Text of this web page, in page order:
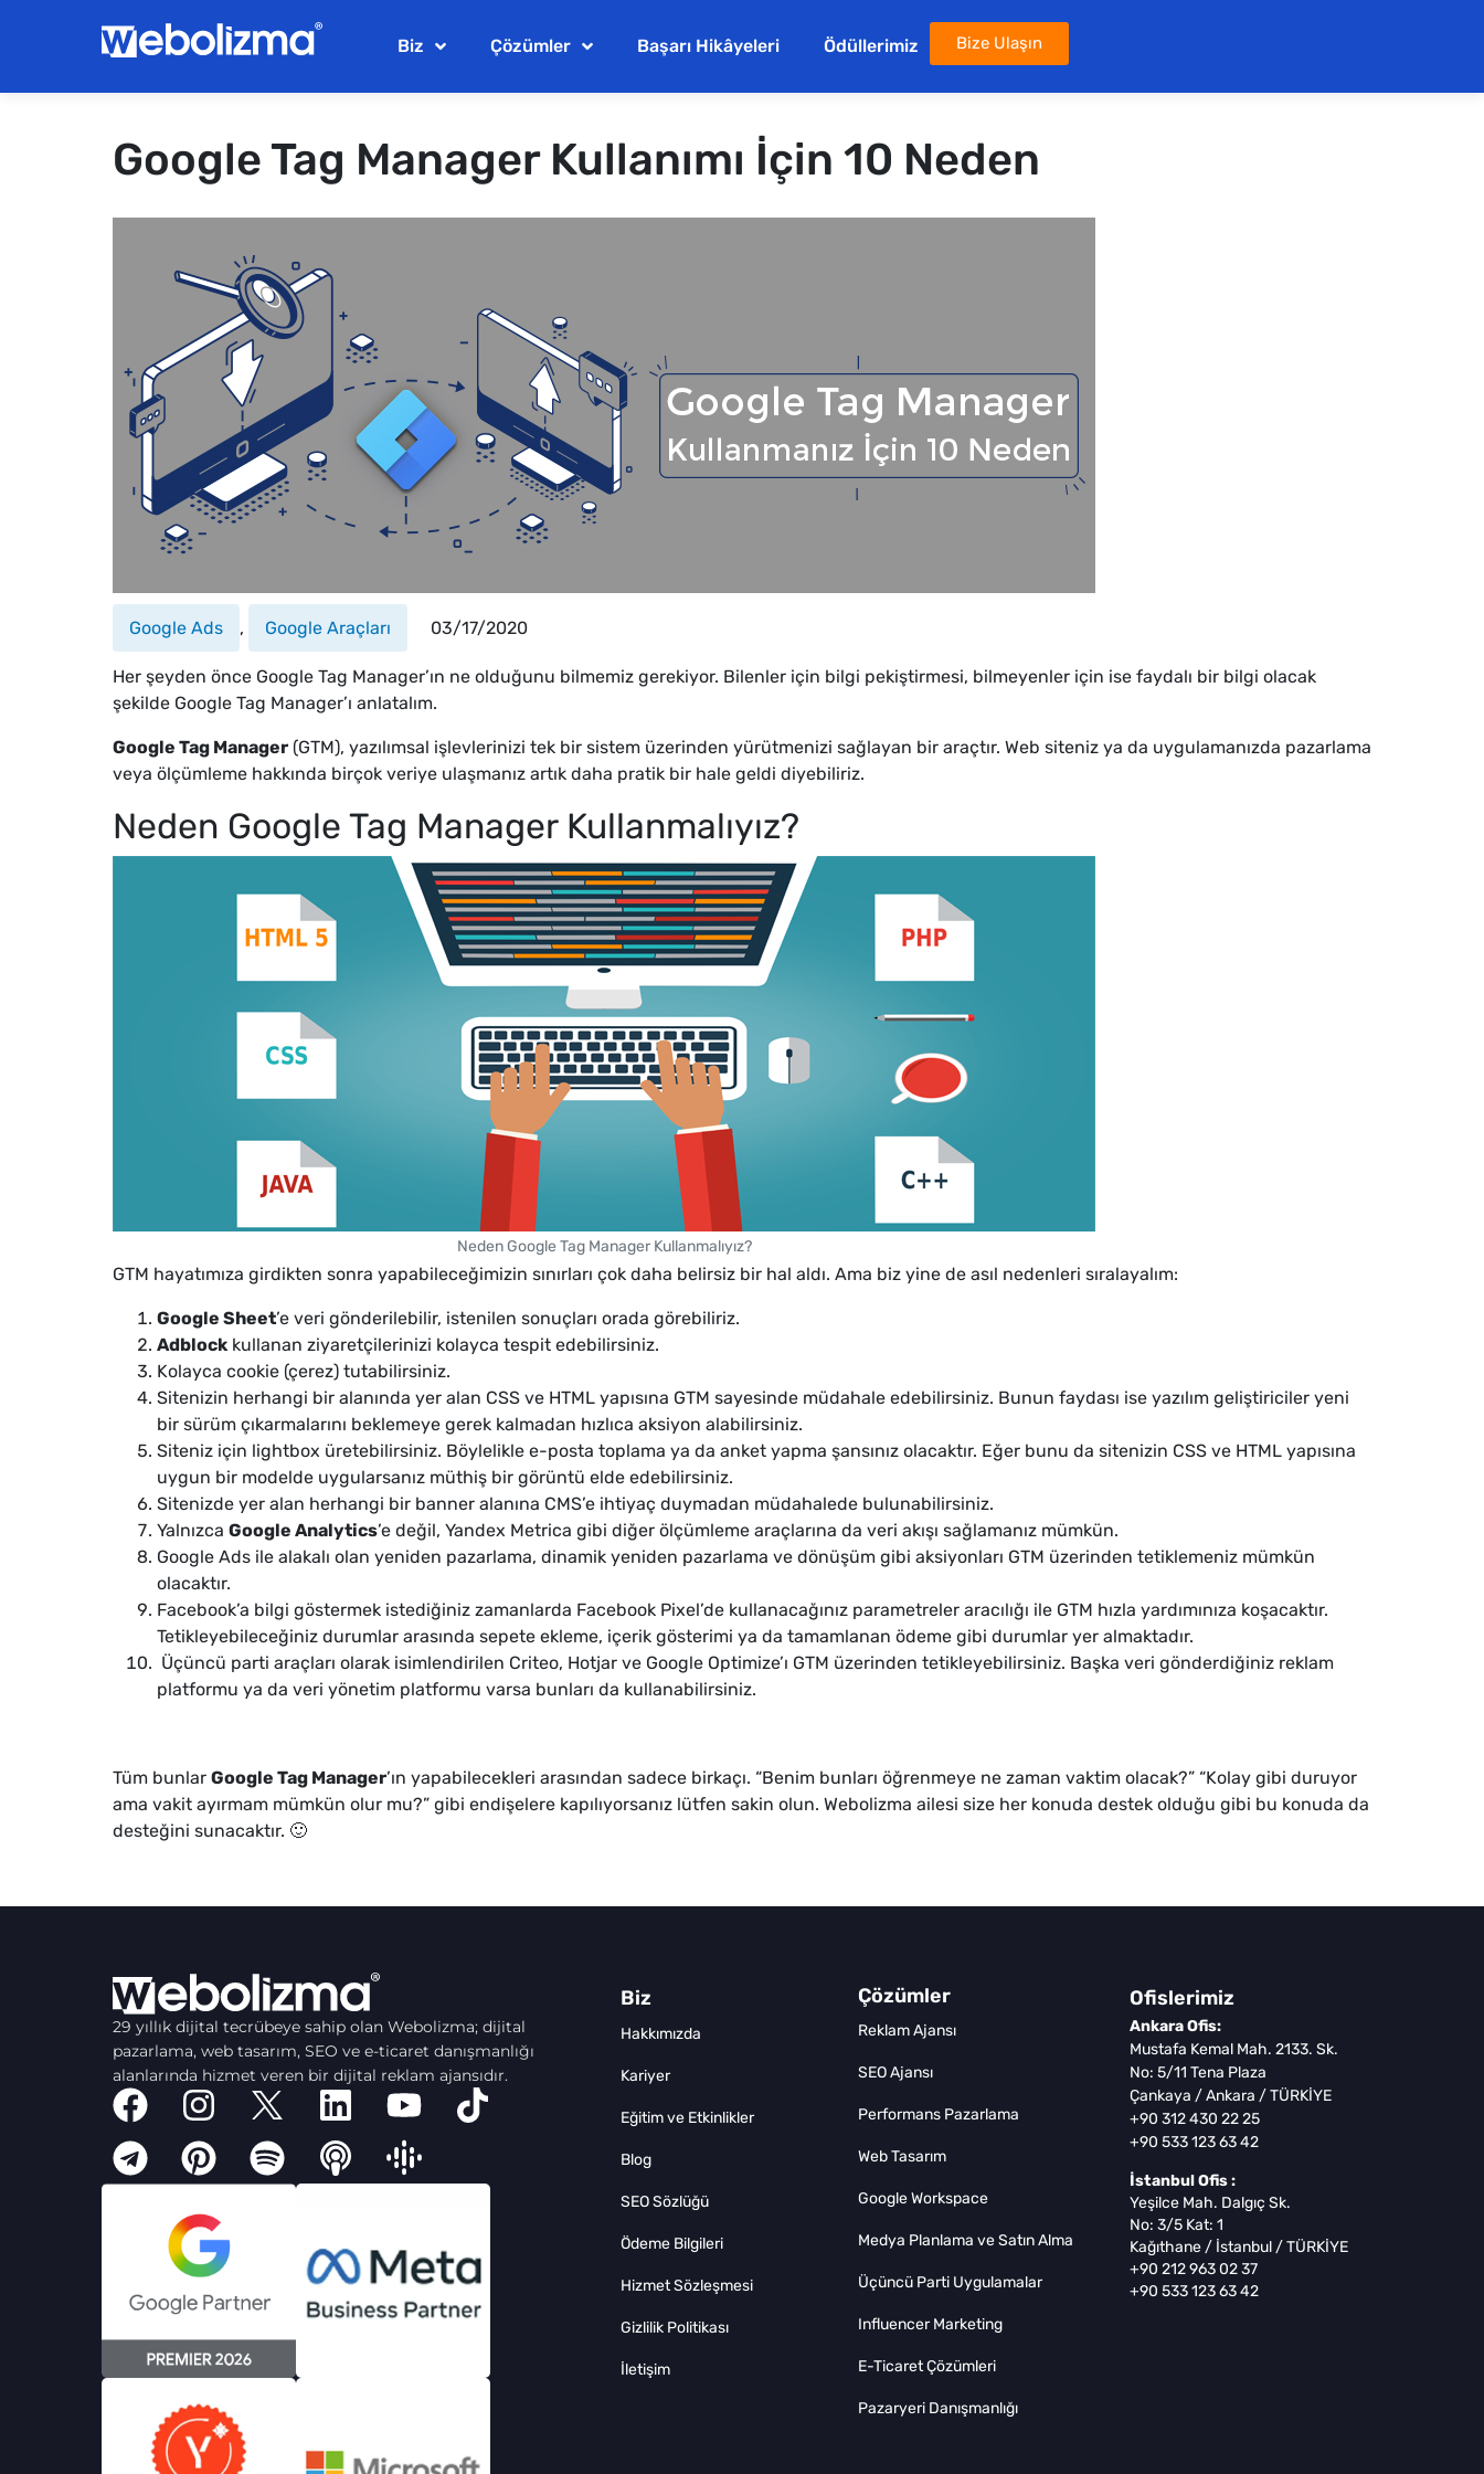
Biz Çözümler Başarı Hikâyeleri Ödüllerimiz Bize Ulaşın
Google Tag Manager Kullanımı İçin 10 Neden
Google Ads , Google Araçları 03/17/2020
Her şeyden önce Google Tag Manager’ın ne olduğunu bilmemiz gerekiyor. Bilenler için bilgi pekiştirmesi, bilmeyenler için ise faydalı bir bilgi olacak
şekilde Google Tag Manager’ı anlatalım.
Google Tag Manager (GTM), yazılımsal işlevlerinizi tek bir sistem üzerinden yürütmenizi sağlayan bir araçtır. Web siteniz ya da uygulamanızda pazarlama
veya ölçümleme hakkında birçok veriye ulaşmanız artık daha pratik bir hale geldi diyebiliriz.
Neden Google Tag Manager Kullanmalıyız?
Neden Google Tag Manager Kullanmalıyız?
GTM hayatımıza girdikten sonra yapabileceğimizin sınırları çok daha belirsiz bir hal aldı. Ama biz yine de asıl nedenleri sıralayalım:
Google Sheet’e veri gönderilebilir, istenilen sonuçları orada görebiliriz.
Adblock kullanan ziyaretçilerinizi kolayca tespit edebilirsiniz.
Kolayca cookie (çerez) tutabilirsiniz.
Sitenizin herhangi bir alanında yer alan CSS ve HTML yapısına GTM sayesinde müdahale edebilirsiniz. Bunun faydası ise yazılım geliştiriciler yeni
bir sürüm çıkarmalarını beklemeye gerek kalmadan hızlıca aksiyon alabilirsiniz.
Siteniz için lightbox üretebilirsiniz. Böylelikle e-posta toplama ya da anket yapma şansınız olacaktır. Eğer bunu da sitenizin CSS ve HTML yapısına
uygun bir modelde uygularsanız müthiş bir görüntü elde edebilirsiniz.
Sitenizde yer alan herhangi bir banner alanına CMS’e ihtiyaç duymadan müdahalede bulunabilirsiniz.
Yalnızca Google Analytics’e değil, Yandex Metrica gibi diğer ölçümleme araçlarına da veri akışı sağlamanız mümkün.
Google Ads ile alakalı olan yeniden pazarlama, dinamik yeniden pazarlama ve dönüşüm gibi aksiyonları GTM üzerinden tetiklemeniz mümkün
olacaktır.
Facebook’a bilgi göstermek istediğiniz zamanlarda Facebook Pixel’de kullanacağınız parametreler aracılığı ile GTM hızla yardımınıza koşacaktır.
Tetikleyebileceğiniz durumlar arasında sepete ekleme, içerik gösterimi ya da tamamlanan ödeme gibi durumlar yer almaktadır.
Üçüncü parti araçları olarak isimlendirilen Criteo, Hotjar ve Google Optimize’ı GTM üzerinden tetikleyebilirsiniz. Başka veri gönderdiğiniz reklam
platformu ya da veri yönetim platformu varsa bunları da kullanabilirsiniz.
Tüm bunlar Google Tag Manager’ın yapabilecekleri arasından sadece birkaçı. “Benim bunları öğrenmeye ne zaman vaktim olacak?” “Kolay gibi duruyor
ama vakit ayırmam mümkün olur mu?” gibi endişelere kapılıyorsanız lütfen sakin olun. Webolizma ailesi size her konuda destek olduğu gibi bu konuda da
desteğini sunacaktır. 🙂
29 yıllık dijital tecrübeye sahip olan Webolizma; dijital
pazarlama, web tasarım, SEO ve e-ticaret danışmanlığı
alanlarında hizmet veren bir dijital reklam ajansıdır.
Biz
Hakkımızda
Kariyer
Eğitim ve Etkinlikler
Blog
SEO Sözlüğü
Ödeme Bilgileri
Hizmet Sözleşmesi
Gizlilik Politikası
İletişim
Çözümler
Reklam Ajansı
SEO Ajansı
Performans Pazarlama
Web Tasarım
Google Workspace
Medya Planlama ve Satın Alma
Üçüncü Parti Uygulamalar
Influencer Marketing
E-Ticaret Çözümleri
Pazaryeri Danışmanlığı
Ofislerimiz
Ankara Ofis:
Mustafa Kemal Mah. 2133. Sk.
No: 5/11 Tena Plaza
Çankaya / Ankara / TÜRKİYE
+90 312 430 22 25
+90 533 123 63 42
İstanbul Ofis :
Yeşilce Mah. Dalgıç Sk.
No: 3/5 Kat: 1
Kağıthane / İstanbul / TÜRKİYE
+90 212 963 02 37
+90 533 123 63 42